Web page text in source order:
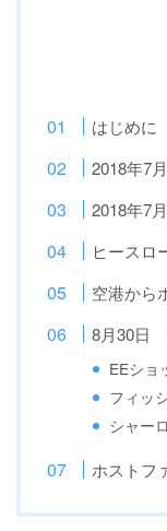
はじめに
2018年7
2018年7
ヒースロ
空港から
8月30日
EEショ
フィッ
シャー
ホストフ